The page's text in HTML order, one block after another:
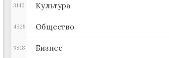
Культура
3140
Общество
4925
Бизнес
3818